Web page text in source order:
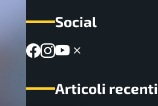
Social
Articoli recenti